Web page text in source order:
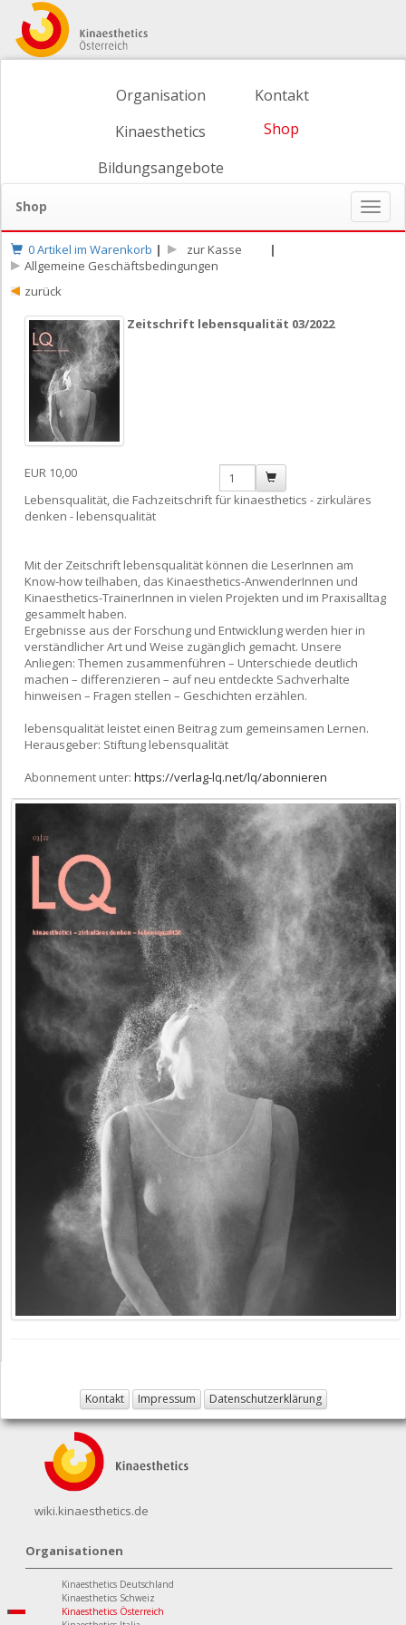
Organisation
Kinaesthetics
Bildungsangebote
Kontakt
Shop
Shop
ein-/
0 Artikel im Warenkorb | zur Kasse
|
Allgemeine Geschäftsbedingungen
zurück
Zeitschrift lebensqualität 03/2022
EUR 10,00
Lebensqualität, die Fachzeitschrift für kinaesthetics - zirkuläres
denken - lebensqualität
Mit der Zeitschrift lebensqualität können die LeserInnen am
Know-how teilhaben, das Kinaesthetics-AnwenderInnen und
Kinaesthetics-TrainerInnen in vielen Projekten und im Praxisalltag
gesammelt haben.
Ergebnisse aus der Forschung und Entwicklung werden hier in
verständlicher Art und Weise zugänglich gemacht. Unsere
Anliegen: Themen zusammenführen – Unterschiede deutlich
machen – differenzieren – auf neu entdeckte Sachverhalte
hinweisen – Fragen stellen – Geschichten erzählen.
lebensqualität leistet einen Beitrag zum gemeinsamen Lernen.
Herausgeber: Stiftung lebensqualität
Abonnement unter: https://verlag-lq.net/lq/abonnieren
Kontakt Impressum Datenschutzerklärung
wiki.kinaesthetics.de
Organisationen
Kinaesthetics Deutschland
Kinaesthetics Schweiz
Kinaesthetics Österreich